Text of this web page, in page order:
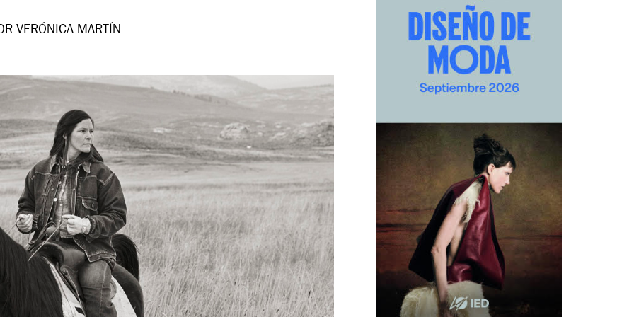
VERÓNICA MARTÍN